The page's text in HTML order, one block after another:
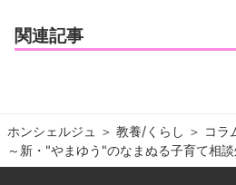
関連記事
ホンシェルジュ ＞ 教養/くらし ＞ コラ
～新・"やまゆう"のなまぬる子育て相談